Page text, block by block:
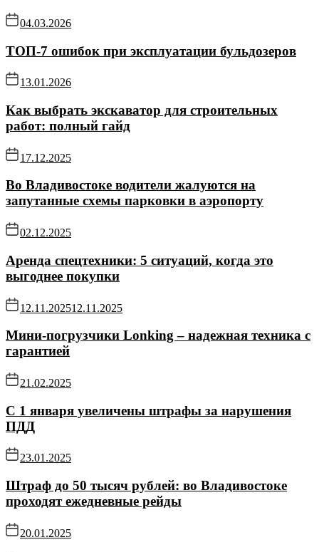
04.03.2026
ТОП-7 ошибок при эксплуатации бульдозеров
13.01.2026
Как выбрать экскаватор для строительных
работ: полный гайд
17.12.2025
Во Владивостоке водители жалуются на
запутанные схемы парковки в аэропорту
02.12.2025
Аренда спецтехники: 5 ситуаций, когда это
выгоднее покупки
12.11.202512.11.2025
Мини-погрузчики Lonking – надежная техника с
гарантией
21.02.2025
С 1 января увеличены штрафы за нарушения
ПДД
23.01.2025
Штраф до 50 тысяч рублей: во Владивостоке
проходят ежедневные рейды
20.01.2025